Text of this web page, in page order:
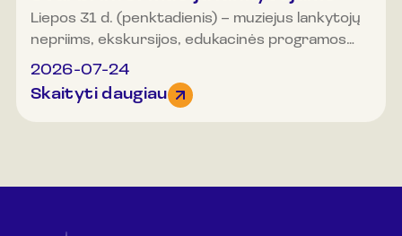
Liepos 31 d. (penktadienis) – muziejus lankytojų
nepriims, ekskursijos, edukacinės programos
bus neorganizuojamos.
2026-07-24
Skaityti daugiau